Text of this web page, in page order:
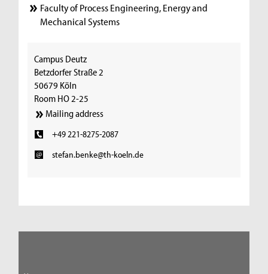
Faculty of Process Engineering, Energy and
Mechanical Systems
Campus Deutz
Betzdorfer Straße 2
50679 Köln
Room HO 2-25
Mailing address
+49 221-8275-2087
stefan.benke@th-koeln.de